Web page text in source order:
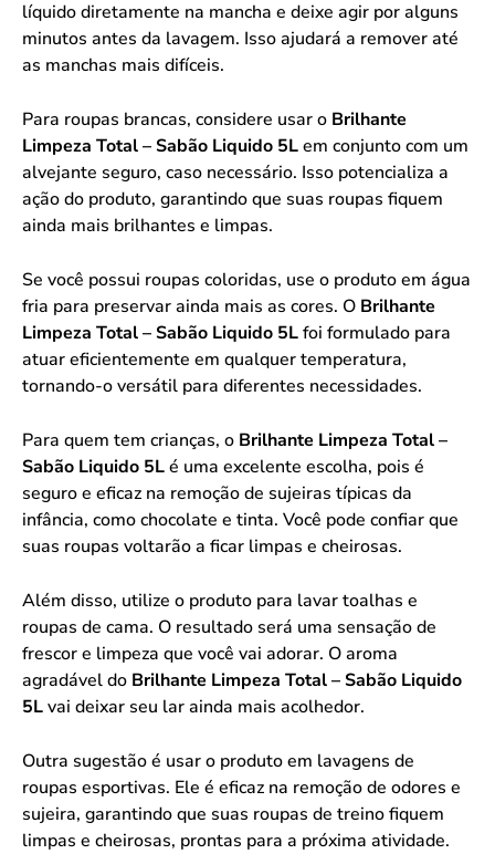
líquido diretamente na mancha e deixe agir por alguns
minutos antes da lavagem. Isso ajudará a remover até
as manchas mais difíceis.
Para roupas brancas, considere usar o Brilhante
Limpeza Total – Sabão Liquido 5Lem conjunto com um
alvejante seguro, caso necessário. Isso potencializa a
ação do produto, garantindo que suas roupas fiquem
ainda mais brilhantes e limpas.
Se você possui roupas coloridas, use o produto em água
fria para preservar ainda mais as cores. O Brilhante
Limpeza Total – Sabão Liquido 5Lfoi formulado para
atuar eficientemente em qualquer temperatura,
tornando-o versátil para diferentes necessidades.
Para quem tem crianças, o Brilhante Limpeza Total –
Sabão Liquido 5Lé uma excelente escolha, pois é
seguro e eficaz na remoção de sujeiras típicas da
infância, como chocolate e tinta. Você pode confiar que
suas roupas voltarão a ficar limpas e cheirosas.
Além disso, utilize o produto para lavar toalhas e
roupas de cama. O resultado será uma sensação de
frescor e limpeza que você vai adorar. O aroma
agradável do Brilhante Limpeza Total – Sabão Liquido
5Lvai deixar seu lar ainda mais acolhedor.
Outra sugestão é usar o produto em lavagens de
roupas esportivas. Ele é eficaz na remoção de odores e
sujeira, garantindo que suas roupas de treino fiquem
limpas e cheirosas, prontas para a próxima atividade.